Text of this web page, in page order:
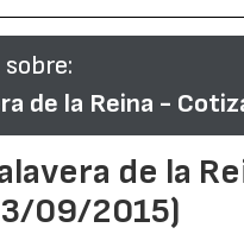
de la Reina -
de la
09/2015)